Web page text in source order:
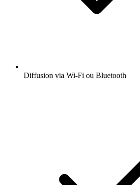
Diffusion via Wi-Fi ou Bluetooth